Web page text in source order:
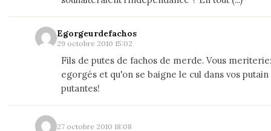
Egorgeurdefachos
29 octobre 2010 15:02
Fils de putes de fachos de merde. Vous
egorgés et qu'on se baigne le cul dans vos
putantes!
27 octobre 2010 18:08